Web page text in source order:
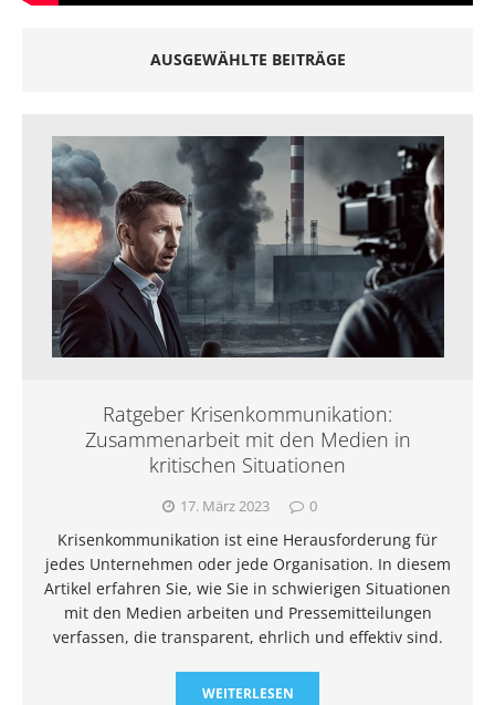
AUSGEWÄHLTE BEITRÄGE
Ratgeber Krisenkommunikation:
Zusammenarbeit mit den Medien in
kritischen Situationen
17. März 2023 0
Krisenkommunikation ist eine Herausforderung für
jedes Unternehmen oder jede Organisation. In diesem
Artikel erfahren Sie, wie Sie in schwierigen Situationen
mit den Medien arbeiten und Pressemitteilungen
verfassen, die transparent, ehrlich und effektiv sind.
WEITERLESEN